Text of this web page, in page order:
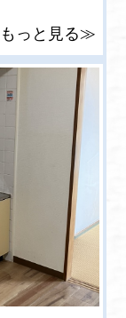
もっと見る≫